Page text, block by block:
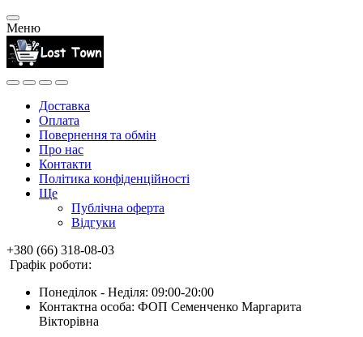
Меню
Доставка
Оплата
Повернення та обмін
Про нас
Контакти
Політика конфіденційності
Ще
Публічна оферта
Відгуки
+380 (66) 318-08-03
Графік роботи:
Понеділок - Неділя: 09:00-20:00
Контактна особа: ФОП Семенченко Маргарита
Вікторівна